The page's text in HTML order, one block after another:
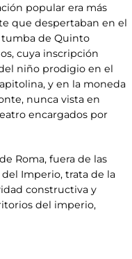
popular era más
que despertaban en el
tumba de Quinto
cuya inscripción
niño prodigio en el
y en la moneda
nunca vista en
encargados por
Roma, fuera de las
Imperio, trata de la
constructiva y
del imperio,